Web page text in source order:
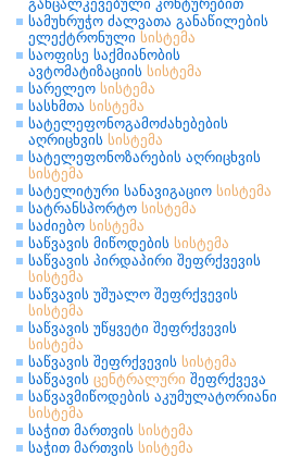
განცალკევებული კონტურებით
სამუხრუჭო ძალვათა განაწილების
ელექტრონული სისტემა
საოფისე საქმიანობის
ავტომატიზაციის სისტემა
სარელეო სისტემა
სასხმთა სისტემა
სატელეფონოგამოძახებების
აღრიცხვის სისტემა
სატელეფონოზარების აღრიცხვის
სისტემა
სატელიტური სანავიგაციო სისტემა
სატრანსპორტო სისტემა
საძიებო სისტემა
საწვავის მიწოდების სისტემა
საწვავის პირდაპირი შეფრქვევის
სისტემა
საწვავის უშუალო შეფრქვევის
სისტემა
საწვავის უწყვეტი შეფრქვევის
სისტემა
საწვავის შეფრქვევის სისტემა
საწვავის ცენტრალური შეფრქვევა
საწვავმიწოდების აკუმულატორიანი
სისტემა
საჭით მართვის სისტემა
საჭით მართვის სისტემა